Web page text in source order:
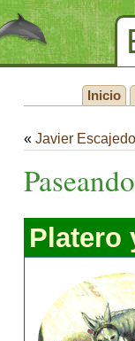
Inicio
« Javier Escajedo
Platero